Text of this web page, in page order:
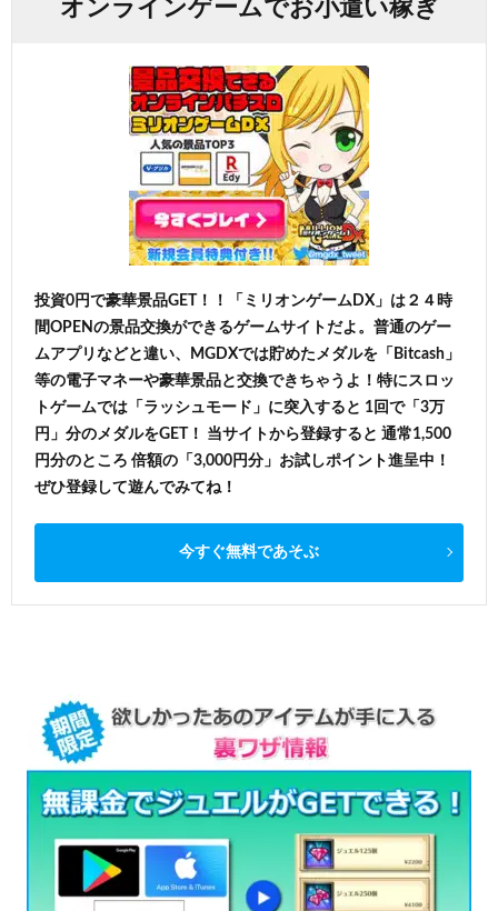
オンラインゲームでお小遣い稼ぎ
投資0円で豪華景品GET！！「ミリオンゲームDX」は２４時
間OPENの景品交換ができるゲームサイトだよ。普通のゲー
ムアプリなどと違い、MGDXでは貯めたメダルを「Bitcash」
等の電子マネーや豪華景品と交換できちゃうよ！特にスロッ
トゲームでは「ラッシュモード」に突入すると 1回で「3万
円」分のメダルをGET！ 当サイトから登録すると 通常1,500
円分のところ 倍額の「3,000円分」お試しポイント進呈中！
ぜひ登録して遊んでみてね！
今すぐ無料であそぶ